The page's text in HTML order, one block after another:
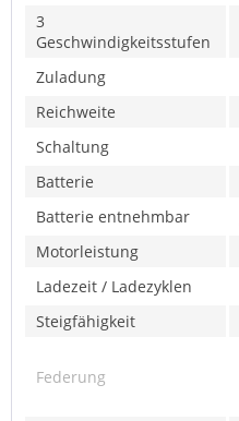
3
Geschwindigkeitsstufen
Zuladung
Reichweite
Schaltung
Batterie
Batterie entnehmbar
Motorleistung
Ladezeit / Ladezyklen
Steigfähigkeit
Federung